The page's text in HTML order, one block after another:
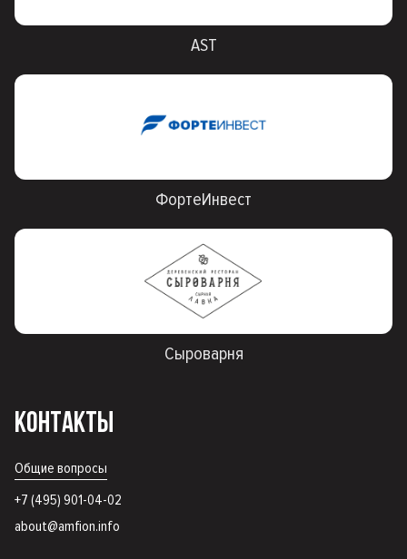
AST
ФортеИнвест
Сыроварня
КОНТАКТЫ
Общие вопросы
+7 (495) 901-04-02
about@amfion.info